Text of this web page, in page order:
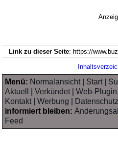
Link zu dieser Seite: https://
Menü: Normalansicht| Start|
Aktuell
|Verkündet|Web-Plugin
Kontakt|Werbung
informiert bleiben:
Feed